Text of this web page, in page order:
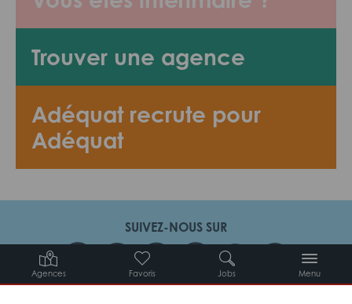
Agences Favoris Jobs Menu
Trouver une agence
Adéquat recrute pour
Adéquat
SUIVEZ-NOUS SUR